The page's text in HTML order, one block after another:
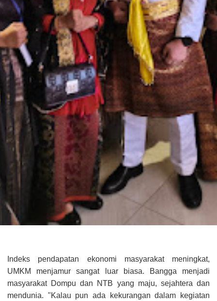
Indeks pendapatan ekonomi masyarakat meningkat,
UMKM menjamur sangat luar biasa. Bangga menjadi
masyarakat Dompu dan NTB yang maju, sejahtera dan
mendunia. "Kalau pun ada kekurangan dalam kegiatan